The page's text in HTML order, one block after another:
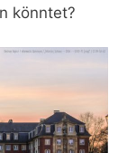
könntet?